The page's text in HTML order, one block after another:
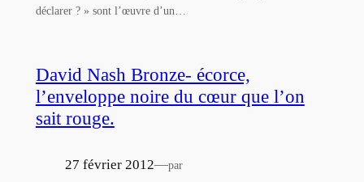
déclarer ? » sont l’œuvre d’un…
David Nash Bronze- écorce,
l’enveloppe noire du cœur que l’on
sait rouge.
27 février 2012—par